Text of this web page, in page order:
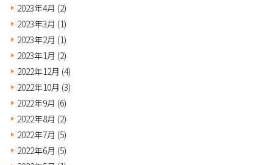
2023年4月 (2)
2023年3月 (1)
2023年2月 (1)
2023年1月 (2)
2022年12月 (4)
2022年10月 (3)
2022年9月 (6)
2022年8月 (2)
2022年7月 (5)
2022年6月 (5)